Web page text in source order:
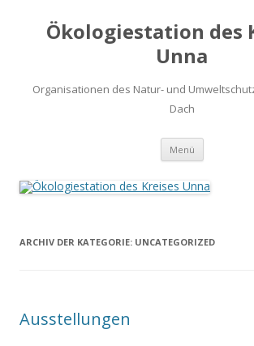
Ökologiestation des
Unna
Organisationen des Natur- und
Dach
Menü Zum
springen
ARCHIV DER KATEGORIE: UNCATEGORIZED
Ausstellungen